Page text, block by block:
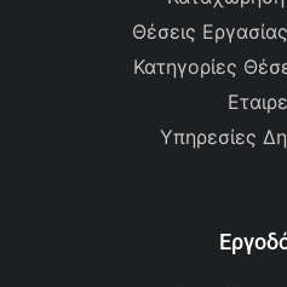
Θέσεις
Κατηγορίες
Υπηρεσίες